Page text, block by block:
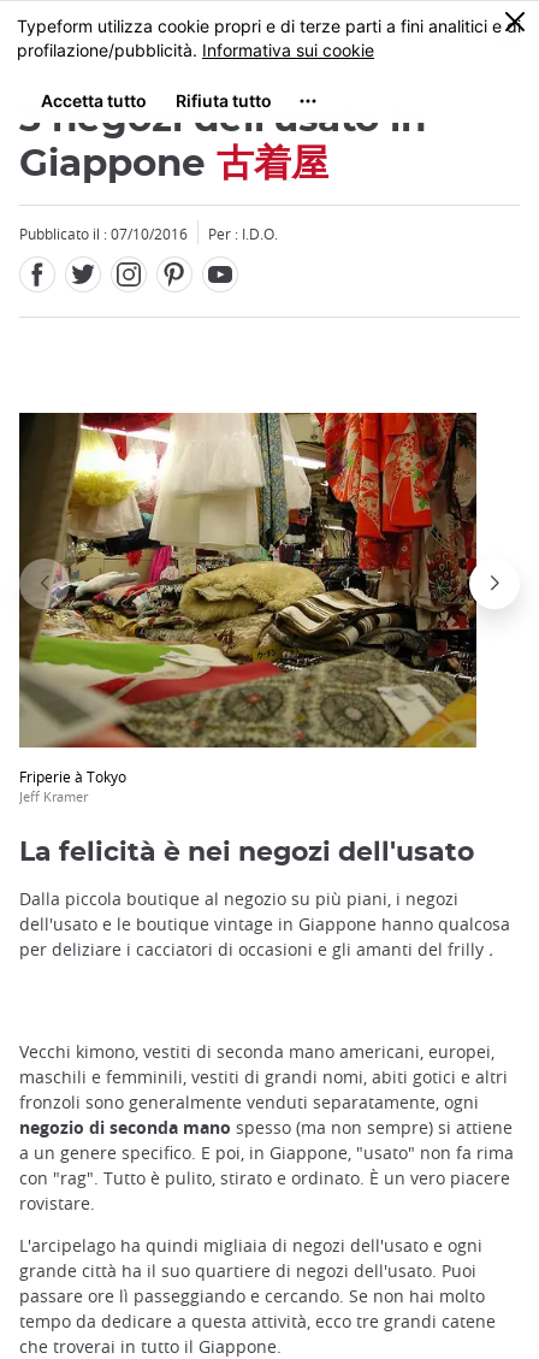
Skip
to
content
MENU
0
3 negozi dell'usato in
Giappone 古着屋
Pubblicato il : 07/10/2016 Per : I.D.O.
Friperie à Tokyo
Jeff Kramer
Close
La felicità è nei negozi dell'usato
Dalla piccola boutique al negozio su più piani, i negozi
dell'usato e le boutique vintage in Giappone hanno qualcosa
per deliziare i cacciatori di occasioni e gli amanti del frilly .
Vecchi kimono, vestiti di seconda mano americani, europei,
maschili e femminili, vestiti di grandi nomi, abiti gotici e altri
fronzoli sono generalmente venduti separatamente, ogni
negozio di seconda mano spesso (ma non sempre) si attiene
a un genere specifico. E poi, in Giappone, "usato" non fa rima
con "rag". Tutto è pulito, stirato e ordinato. È un vero piacere
rovistare.
L'arcipelago ha quindi migliaia di negozi dell'usato e ogni
grande città ha il suo quartiere di negozi dell'usato. Puoi
passare ore lì passeggiando e cercando. Se non hai molto
tempo da dedicare a questa attività, ecco tre grandi catene
che troverai in tutto il Giappone.